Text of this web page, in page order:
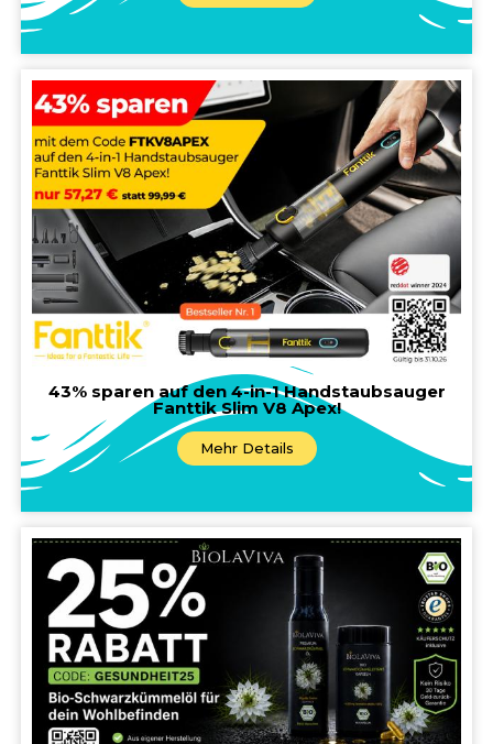
43% sparen auf den 4-in-1 Handstaubsauger
Fanttik Slim V8 Apex!
Mehr Details